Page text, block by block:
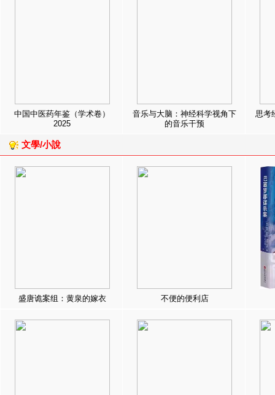
中国中医药年鉴（学术卷）
2025
音乐与大脑：神经科学视角下
的音乐干预
思考
文學/小說
盛唐诡案组：黄泉的嫁衣 不便的便利店